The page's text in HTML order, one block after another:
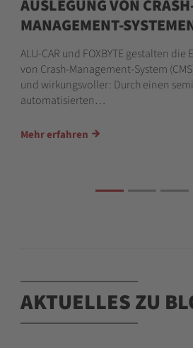
AUSLEGUNG VON
MANAGEMENT-
ALU-CAR und FOXBYTE gestalten
von Crash-Management-System
und wirkungsvoller: Durch einen
automatisierten…
Mehr erfahren
AKTUELLES ZU